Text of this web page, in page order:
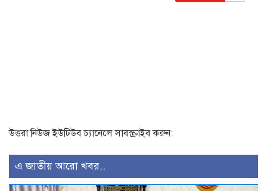
উত্তরা নিউজ ইউটিউব চ্যানেলে সাবস্ক্রাইব করুন:
এ জাতীয় আরো খবর..